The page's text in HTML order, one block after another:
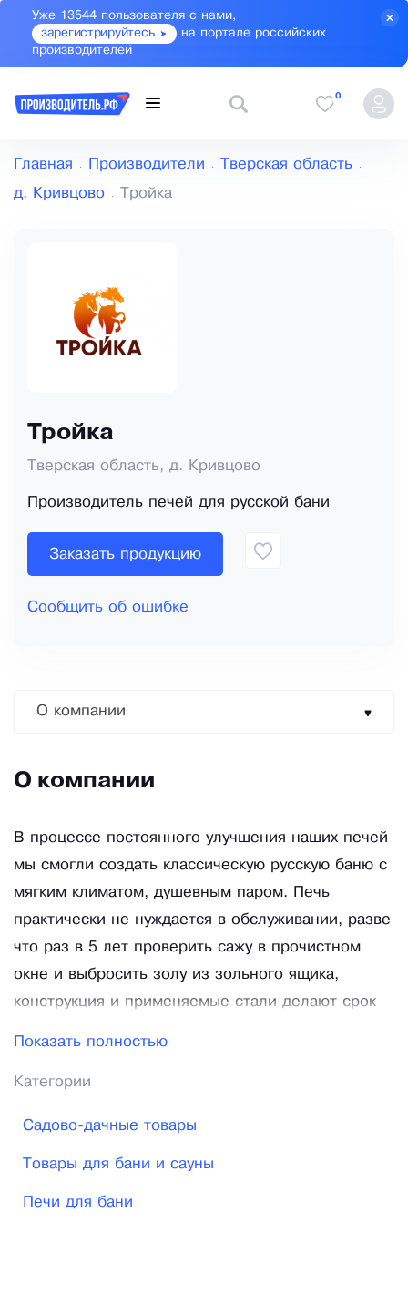
Уже 13544 пользователя с нами,
зарегистрируйтесь
на портале российских
производителей
0
Главная Производители Тверская область
д. Кривцово Тройка
Тройка
Тверская область, д. Кривцово
Производитель печей для русской бани
Заказать продукцию
Сообщить об ошибке
О компании
О компании
В процессе постоянного улучшения наших печей
мы смогли создать классическую русскую баню с
мягким климатом, душевным паром. Печь
практически не нуждается в обслуживании, разве
что раз в 5 лет проверить сажу в прочистном
окне и выбросить золу из зольного ящика,
конструкция и применяемые стали делают срок
создали ее выносливой. Она очень проста в
фото материалы и подробное описании. Всегда
есть возможность создать свою печь самому,
Показать полностью
Категории
Садово-дачные товары
Товары для бани и сауны
Печи для бани